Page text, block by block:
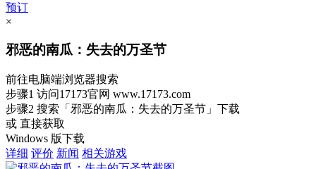
预订
×
邪恶的南瓜：失去的万圣节
前往电脑端浏览器搜索
步骤1 访问17173官网 www.17173.com
步骤2 搜索 「邪恶的南瓜：失去的万圣节」 下载
或 直接获取
Windows 版下载
详细 评价 新闻 相关游戏